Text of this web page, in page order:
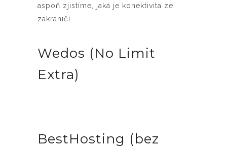
aspoň zjistíme, jaká je konektivita ze
zakraničí.
Wedos (No Limit
Extra)
BestHosting (bez